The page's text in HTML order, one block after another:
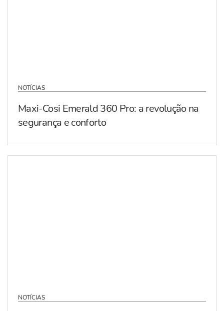
NOTÍCIAS
Maxi-Cosi Emerald 360 Pro: a revolução na
segurança e conforto
NOTÍCIAS